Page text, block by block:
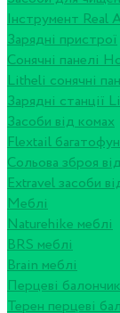
Інструмент Real
Зарядні пристрої
Сонячні панелі
Litheli сонячні
Зарядні станції
Засоби від комах
Flextail
Сольова зброя
Extravel засоби
Меблі
Naturehike меблі
BRS меблі
Brain меблі
Перцеві
Терен перцеві